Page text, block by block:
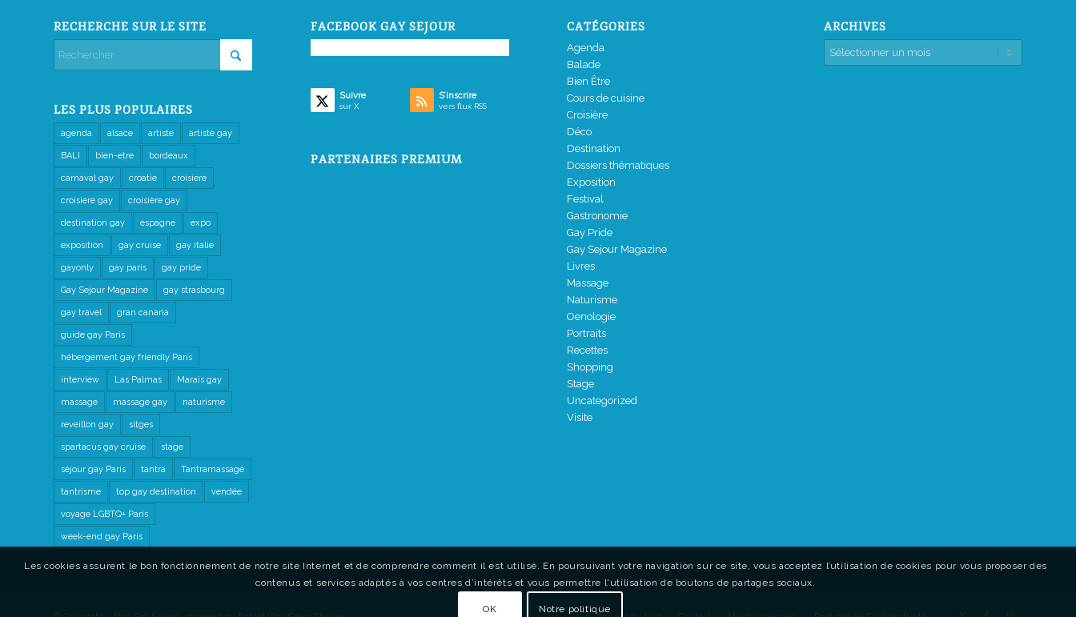
RECHERCHE SUR LE SITE
LES PLUS POPULAIRES
agenda alsace artiste artiste gay
BALI bien-etre bordeaux
carnaval gay croatie croisiere
croisiere gay croisière gay
destination gay espagne expo
exposition gay cruise gay italie
gayonly gay paris gay pride
Gay Sejour Magazine gay strasbourg
gay travel gran canaria
guide gay Paris
hébergement gay friendly Paris
interview Las Palmas Marais gay
massage massage gay naturisme
reveillon gay sitges
spartacus gay cruise stage
séjour gay Paris tantra Tantramassage
tantrisme top gay destination vendée
voyage LGBTQ+ Paris
week-end gay Paris
FACEBOOK GAY SEJOUR
Suivre
sur X
S’inscrire
vers flux RSS
PARTENAIRES PREMIUM
CATÉGORIES
Agenda
Balade
Bien Être
Cours de cuisine
Croisière
Déco
Destination
Dossiers thématiques
Exposition
Festival
Gastronomie
Gay Pride
Gay Sejour Magazine
Livres
Massage
Naturisme
Oenologie
Portraits
Recettes
Shopping
Stage
Uncategorized
Visite
ARCHIVES
Les cookies assurent le bon fonctionnement de notre site Internet et de comprendre comment il est utilisé. En poursuivant votre navigation sur ce site, vous acceptez l’utilisation de cookies pour vous proposer des
contenus et services adaptés à vos centres d’intérêts et vous permettre l'utilisation de boutons de partages sociaux.
OK Notre politique